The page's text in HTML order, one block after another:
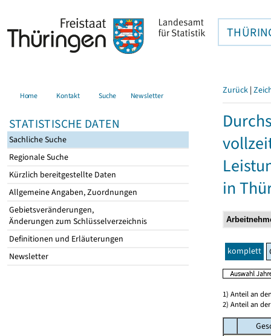
Home Kontakt Suche Newsletter
STATISTISCHE DATEN
Sachliche Suche
Regionale Suche
Kürzlich bereitgestellte Daten
Allgemeine Angaben, Zuordnungen
Gebietsveränderungen,
Änderungen zum Schlüsselverzeichnis
Definitionen und Erläuterungen
Newsletter
Zurück |
in
komplett
1) Anteil an
2) Anteil an